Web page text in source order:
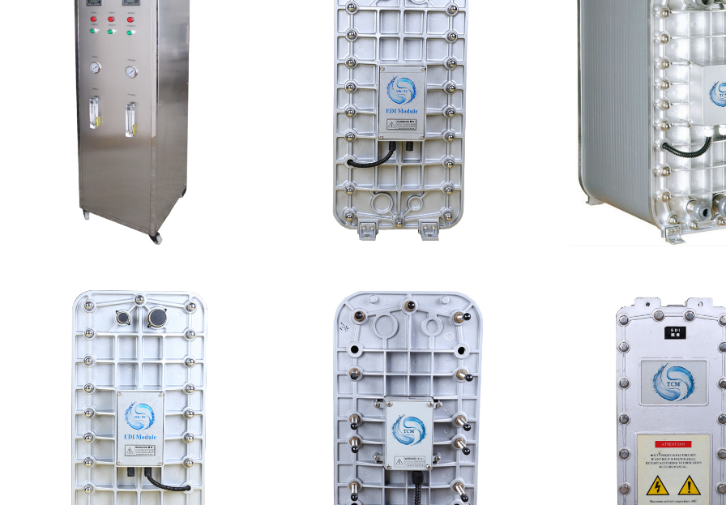
全封闭EDI超纯水处理设备
查看详情
MK-TC100 EDI超纯水处理设备
查看详情
麦克尼斯EDI模块
查看详情